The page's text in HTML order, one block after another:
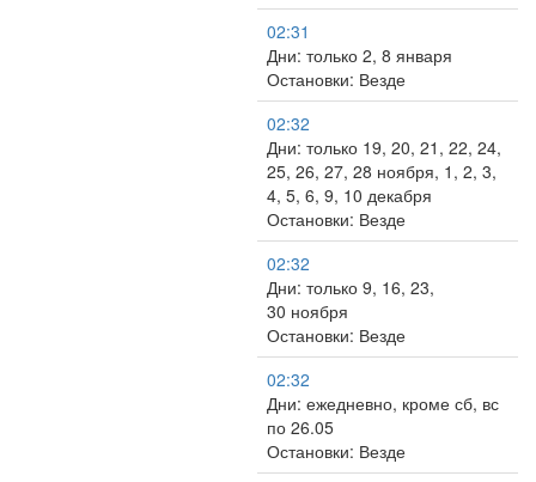
02:31
Дни: только 2, 8 января
Остановки: Везде
02:32
Дни: только 19, 20, 21, 22, 24,
25, 26, 27, 28 ноября, 1, 2, 3,
4, 5, 6, 9, 10 декабря
Остановки: Везде
02:32
Дни: только 9, 16, 23,
30 ноября
Остановки: Везде
02:32
Дни: ежедневно, кроме сб, вс
по 26.05
Остановки: Везде